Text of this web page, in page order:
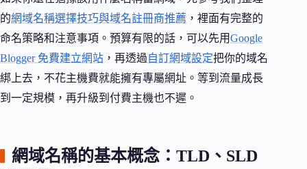
的網域名稱選擇技巧與域名註冊商推薦 ，裡面有完整的
命名策略和注意事項。預算有限的話，可以先用Google
Blogger 免費建立網站 ，再透過自訂網域設定把你的域名
綁上去，不花主機費就能擁有專屬網址。等到流量成長
到一定規模，再升級到付費主機也不遲。
網域名稱的基本概念：TLD、SLD